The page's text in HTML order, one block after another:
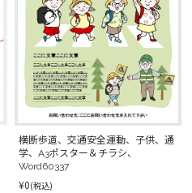
横断歩道、交通安全運動、子供、通
学、A3ポスター＆チラシ、
Word60337
¥0(税込)